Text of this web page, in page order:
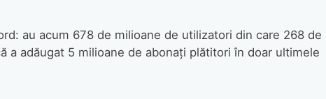
au acum 678 de milioane de utilizatori din care 268 de
a adăugat 5 milioane de abonați plătitori în doar ultimele